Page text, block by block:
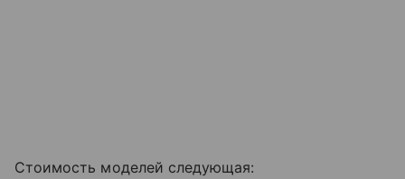
Стоимость моделей следующая: